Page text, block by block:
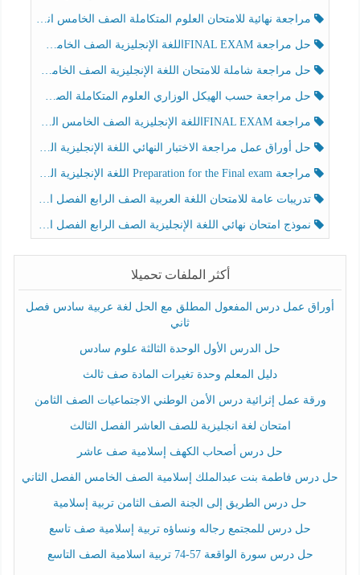
مراجعة نهائية للامتحان العلوم المتكاملة الصف الخامس انسبير الفصل الثالث
حل مراجعة FINAL EXAMاللغة الإنجليزية الصف الخامس الفصل الثالث
حل مراجعة شاملة للامتحان اللغة الإنجليزية الصف الخامس الفصل الثالث
حل مراجعة حسب الهيكل الوزاري العلوم المتكاملة الصف الخامس عام الفصل الثالث
مراجعة FINAL EXAMاللغة الإنجليزية الصف الخامس الفصل الثالث
حل أوراق عمل مراجعة الاختبار النهائي اللغة الإنجليزية الصف الرابع الفصل الثالث
مراجعة Preparation for the Final exam اللغة الإنجليزية الصف الرابع الفصل الثالث
تدريبات عامة للامتحان اللغة العربية الصف الرابع الفصل الثالث
نموذج امتحان نهائي اللغة الإنجليزية الصف الرابع الفصل الثالث
أكثر الملفات تحميلا
أوراق عمل درس المفعول المطلق مع الحل لغة عربية سادس فصل
ثاني
حل الدرس الأول الوحدة الثالثة علوم سادس
دليل المعلم وحدة تغيرات المادة صف ثالث
ورقة عمل إثرائية درس الأمن الوطني الاجتماعيات الصف الثامن
امتحان لغة انجليزية للصف العاشر الفصل الثالث
حل درس أصحاب الكهف إسلامية صف عاشر
حل درس فاطمة بنت عبدالملك إسلامية الصف الخامس الفصل الثاني
حل درس الطريق إلى الجنة الصف الثامن تربية إسلامية
حل درس للمجتمع رجاله ونساؤه تربية إسلامية صف تاسع
حل درس سورة الواقعة 57-74 تربية اسلامية الصف التاسع